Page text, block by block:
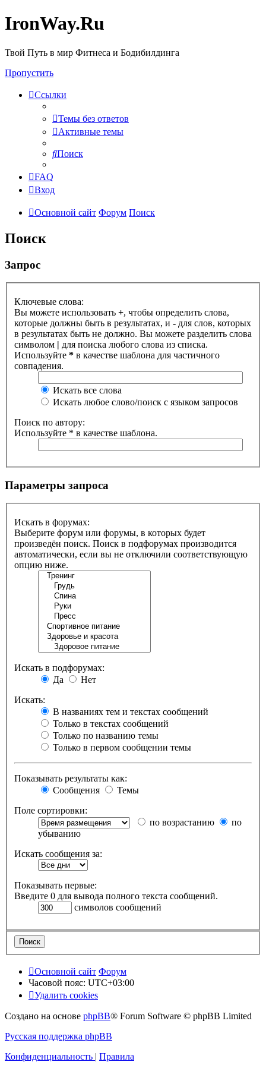
IronWay.Ru
Твой Путь в мир Фитнеса и Бодибилдинга
Пропустить
Ссылки
Темы без ответов
Активные темы
Поиск
FAQ
Вход
Основной сайт Форум Поиск
Поиск
Запрос
Ключевые слова:
Вы можете использовать +, чтобы определить слова,
которые должны быть в результатах, и - для слов, которых
в результатах быть не должно. Вы можете разделить слова
символом | для поиска любого слова из списка.
Используйте * в качестве шаблона для частичного
совпадения.
Искать все слова
Искать любое слово/поиск с языком запросов
Поиск по автору:
Используйте * в качестве шаблона.
Параметры запроса
Искать в форумах:
Выберите форум или форумы, в которых будет
произведён поиск. Поиск в подфорумах производится
автоматически, если вы не отключили соответствующую
опцию ниже.
Искать в подфорумах:
Да
Нет
Искать:
В названиях тем и текстах сообщений
Только в текстах сообщений
Только по названию темы
Только в первом сообщении темы
Показывать результаты как:
Сообщения
Темы
Поле сортировки:
по возрастанию
по
убыванию
Искать сообщения за:
Показывать первые:
Введите 0 для вывода полного текста сообщений.
символов сообщений
Основной сайт Форум
Часовой пояс: UTC+03:00
Удалить cookies
Создано на основе phpBB® Forum Software © phpBB Limited
Русская поддержка phpBB
Конфиденциальность | Правила